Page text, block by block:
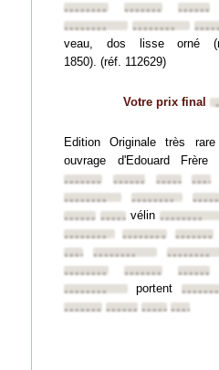
••••••••
•••••••• ••••••••
••••••••
••••••••
veau, dos lisse orné
1850). (réf. 112629)
Votre prix final
Edition Originale très
ouvrage d'Edouard Frère
••••••••
••••••••••••••••
••••••••
••••••••
••••••••••••••••vélin ••••••••
••••••••
•••••••• ••••••••
•••••••••••••••• ••••••••
••••••••
•••••••• ••••••••
••••••••
portent
••••••••••••••••••••••••••••••••